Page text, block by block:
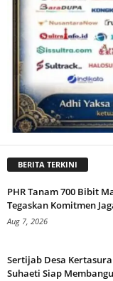
BERITA TERKINI
PHR Tanam 700 Bibit
Tegaskan Komitmen
Aug 7, 2026
Sertijab Desa
Suhaeti Siap